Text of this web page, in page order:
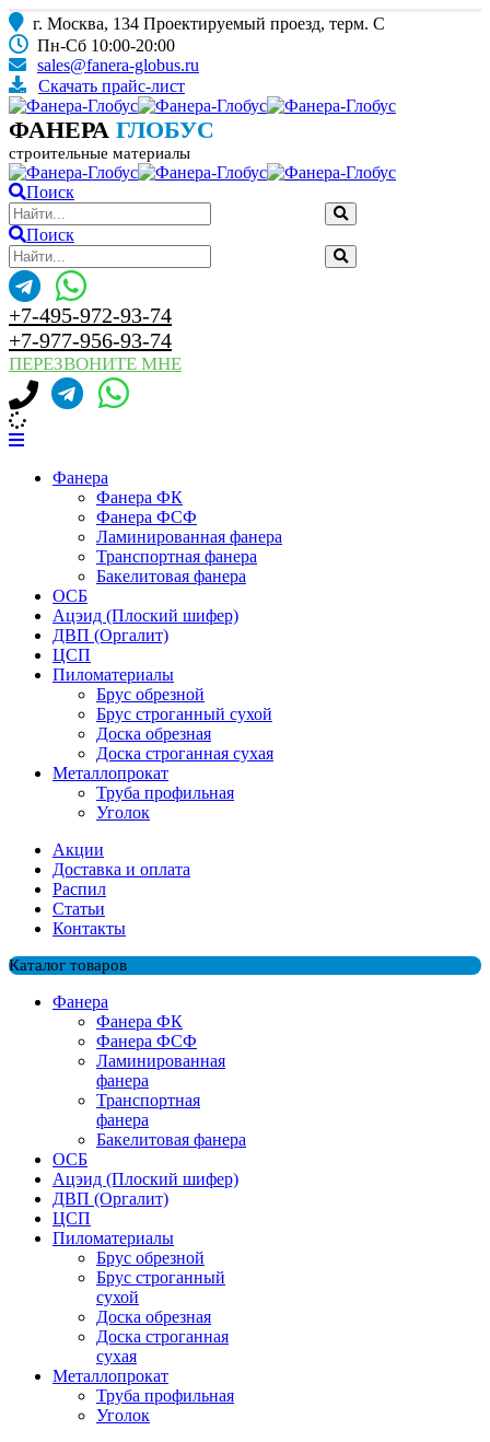
г. Москва, 134 Проектируемый проезд, терм. С
Пн-Сб 10:00-20:00
sales@fanera-globus.ru
Скачать прайс-лист
ФАНЕРА ГЛОБУС
строительные материалы
Поиск
Поиск
+7-495-972-93-74
+7-977-956-93-74
ПЕРЕЗВОНИТЕ МНЕ
Фанера
Фанера ФК
Фанера ФСФ
Ламинированная фанера
Транспортная фанера
Бакелитовая фанера
ОСБ
Ацэид (Плоский шифер)
ДВП (Оргалит)
ЦСП
Пиломатериалы
Брус обрезной
Брус строганный сухой
Доска обрезная
Доска строганная сухая
Металлопрокат
Труба профильная
Уголок
Акции
Доставка и оплата
Распил
Cтатьи
Контакты
Каталог товаров
Фанера
Фанера ФК
Фанера ФСФ
Ламинированная
фанера
Транспортная
фанера
Бакелитовая фанера
ОСБ
Ацэид (Плоский шифер)
ДВП (Оргалит)
ЦСП
Пиломатериалы
Брус обрезной
Брус строганный
сухой
Доска обрезная
Доска строганная
сухая
Металлопрокат
Труба профильная
Уголок